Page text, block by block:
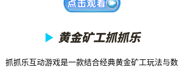
▶ 黄金矿工抓抓乐
抓抓乐互动游戏是一款结合经典黄金矿工玩法与数